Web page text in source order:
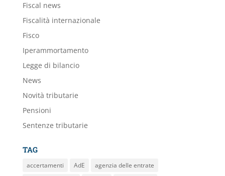
Fiscal news
Fiscalità internazionale
Fisco
Iperammortamento
Legge di bilancio
News
Novità tributarie
Pensioni
Sentenze tributarie
TAG
accertamenti AdE
agenzia delle entrate